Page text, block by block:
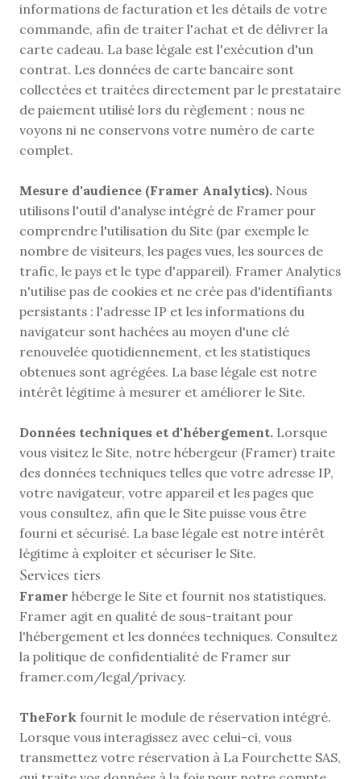
informations de facturation et les détails de votre
commande, afin de traiter l'achat et de délivrer la
carte cadeau. La base légale est l'exécution d'un
contrat. Les données de carte bancaire sont
collectées et traitées directement par le prestataire
de paiement utilisé lors du règlement ; nous ne
voyons ni ne conservons votre numéro de carte
complet.
Mesure d'audience (Framer Analytics). Nous
utilisons l'outil d'analyse intégré de Framer pour
comprendre l'utilisation du Site (par exemple le
nombre de visiteurs, les pages vues, les sources de
trafic, le pays et le type d'appareil). Framer Analytics
n'utilise pas de cookies et ne crée pas d'identifiants
persistants : l'adresse IP et les informations du
navigateur sont hachées au moyen d'une clé
renouvelée quotidiennement, et les statistiques
obtenues sont agrégées. La base légale est notre
intérêt légitime à mesurer et améliorer le Site.
Données techniques et d'hébergement. Lorsque
vous visitez le Site, notre hébergeur (Framer) traite
des données techniques telles que votre adresse IP,
votre navigateur, votre appareil et les pages que
vous consultez, afin que le Site puisse vous être
fourni et sécurisé. La base légale est notre intérêt
légitime à exploiter et sécuriser le Site.
Services tiers
Framer héberge le Site et fournit nos statistiques.
Framer agit en qualité de sous-traitant pour
l'hébergement et les données techniques. Consultez
la politique de confidentialité de Framer sur
framer.com/legal/privacy.
TheFork fournit le module de réservation intégré.
Lorsque vous interagissez avec celui-ci, vous
transmettez votre réservation à La Fourchette SAS,